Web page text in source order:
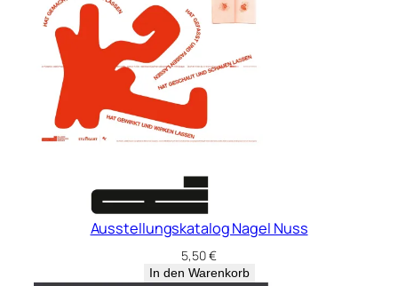
Ausstellungskatalog Nagel Nuss
5,50€
In den Warenkorb